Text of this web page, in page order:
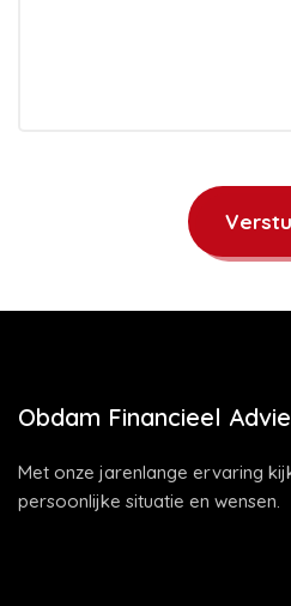
Obdam Financieel
Met onze jarenlange ervaring
persoonlijke situatie en wensen.